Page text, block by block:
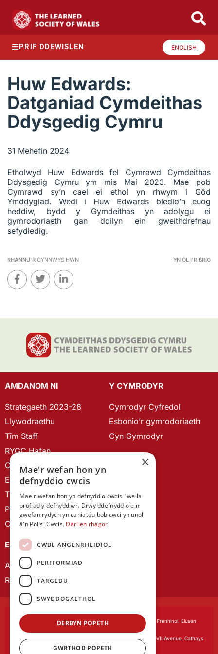
PRIF DDEWISLEN ENGLISH
Huw Edwards:
Datganiad Cymdeithas
Ddysgedig Cymru
31 Mehefin 2024
Etholwyd Huw Edwards fel Cymrawd Cymdeithas
Ddysgedig Cymru ym mis Mai 2023. Mae pob
Cymrawd sy’n cael ei ethol yn rhwym i Gôd
Ymddygiad. Wedi i Huw Edwards bledio’n euog
heddiw, bydd y Gymdeithas yn adolygu ei
gymrodoriaeth gan ddilyn ein gweithdrefnau
sefydledig.
RHANNU'R CYNNWYS HWN YN ÔL I'R BRIG
AMDANOM NI
Strategaeth 2023-28
Llywodraethu
Tîm Staff
RYGC Hafan
Canllawiau brandio
Ein Hanes
Telerau ac Amodau
Polisi Preifatrwydd
Cysylltu â ni
Y CYMRODYR
Cymrodyr Cyfredol
Esbonio’r gymrodoriaeth
Cyn Gymrodyr
EIN CYHOEDDIADAU
Astudiaethau Cymreig
Rhwydwaith Ymchwil Gyrfa Cynnar
Cymdeithas Ddysgedig Cymru, corfforedig drwy Siarter Frenhinol. Elusen
Swyddfa gofrestredig:The University Registry, King Edward VII Avenue, Cathays
Park, Cardiff CF10 3NS
×
Mae'r wefan hon yn
defnyddio cwcis
Mae'r wefan hon yn defnyddio cwcis i wella
profiad y defnyddiwr. Drwy ddefnyddio ein
gwefan rydych yn caniatáu bob cwci yn unol
â'n Polisi Cwcis. Darllen rhagor
CWBL ANGENRHEIDIOL
PERFFORMIAD
TARGEDU
SWYDDOGAETHOL
DERBYN POPETH
GWRTHOD POPETH